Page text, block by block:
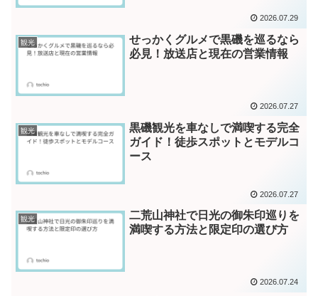
2026.07.29
観光
せっかくグルメで黒磯を巡るなら
必見！放送店と現在の営業情報
2026.07.27
観光
黒磯観光を車なしで満喫する完全
ガイド！徒歩スポットとモデルコ
ース
2026.07.27
観光
二荒山神社で日光の御朱印巡りを
満喫する方法と限定印の選び方
2026.07.24